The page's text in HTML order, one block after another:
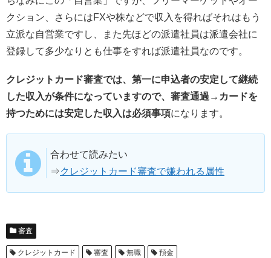
クション、さらにはFXや株などで収入を得ればそれはもう
立派な自営業ですし、また先ほどの派遣社員は派遣会社に
登録して多少なりとも仕事をすれば派遣社員なのです。
クレジットカード審査では、第一に申込者の安定して継続
した収入が条件になっていますので、審査通過→カードを
持つためには安定した収入は必須事項になります。
合わせて読みたい
⇒クレジットカード審査で嫌われる属性
審査
クレジットカード 審査 無職 預金